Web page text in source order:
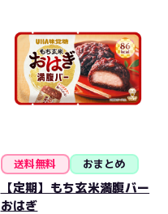
送料無料 おまとめ
【定期】もち玄米満腹バー
おはぎ